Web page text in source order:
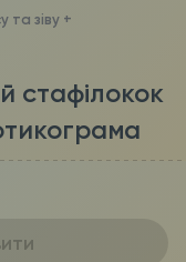
та зіву +
стафілокок